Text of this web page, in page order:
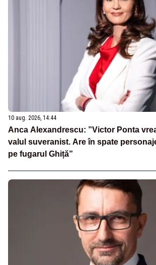
10 aug. 2026, 14:44
Anca Alexandrescu: ”Victor Ponta
valul suveranist. Are în spate
pe fugarul Ghiță”